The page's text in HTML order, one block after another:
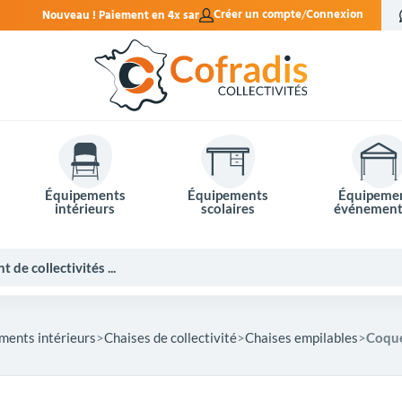
en 4x sans frais. Créer un compte Connexion
Équipements
intérieurs
Équipements
scolaires
intérieurs Chaises de collectivité Chaises empilables